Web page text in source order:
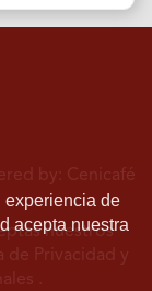
experiencia de
acepta nuestra
by: Cenicafé
nuestros
de Privacidad y